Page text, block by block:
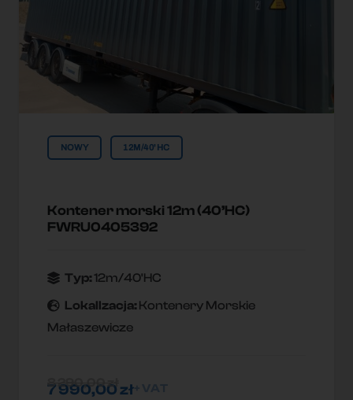
NOWY 12M/40'HC
Kontener morski 12m (40’HC)
FWRU0405392
Typ:12m/40'HC
Lokallzacja: Kontenery Morskie
Małaszewicze
7 990,00zł
8 290,00 zł